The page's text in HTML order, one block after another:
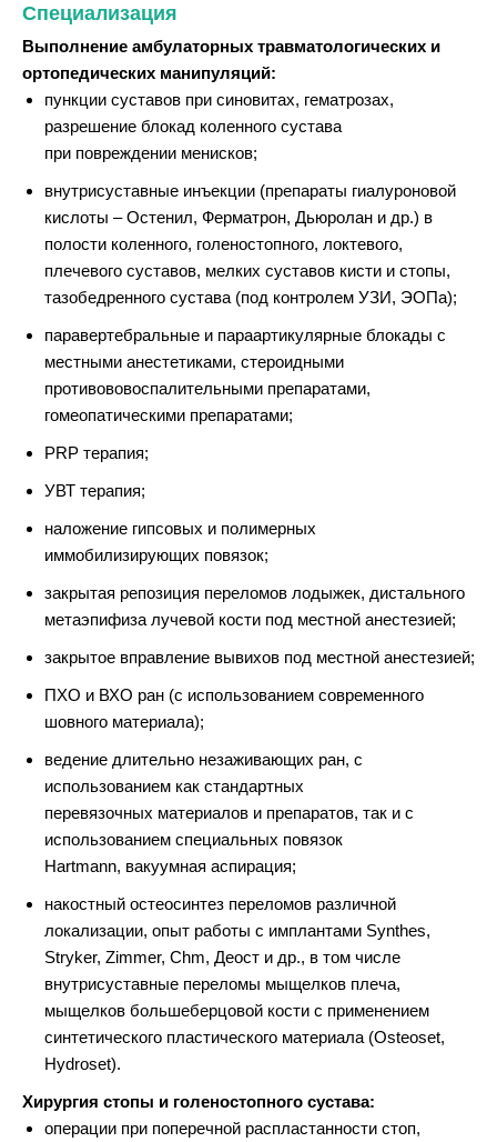
Специализация
Выполнение амбулаторных травматологических и
ортопедических манипуляций:
пункции суставов при синовитах, гематрозах,
разрешение блокад коленного сустава
при повреждении менисков;
внутрисуставные инъекции (препараты гиалуроновой
кислоты – Остенил, Ферматрон, Дьюролан и др.) в
полости коленного, голеностопного, локтевого,
плечевого суставов, мелких суставов кисти и стопы,
тазобедренного сустава (под контролем УЗИ, ЭОПа);
паравертебральные и параартикулярные блокады с
местными анестетиками, стероидными
противововоспалительными препаратами,
гомеопатическими препаратами;
PRP терапия;
УВТ терапия;
наложение гипсовых и полимерных
иммобилизирующих повязок;
закрытая репозиция переломов лодыжек, дистального
метаэпифиза лучевой кости под местной анестезией;
закрытое вправление вывихов под местной анестезией;
ПХО и ВХО ран (с использованием современного
шовного материала);
ведение длительно незаживающих ран, с
использованием как стандартных
перевязочных материалов и препаратов, так и с
использованием специальных повязок
Hartmann, вакуумная аспирация;
накостный остеосинтез переломов различной
локализации, опыт работы с имплантами Synthes,
Stryker, Zimmer, Chm, Деост и др., в том числе
внутрисуставные переломы мыщелков плеча,
мыщелков большеберцовой кости с применением
синтетического пластического материала (Osteoset,
Hydroset).
Хирургия стопы и голеностопного сустава:
операции при поперечной распластанности стоп,